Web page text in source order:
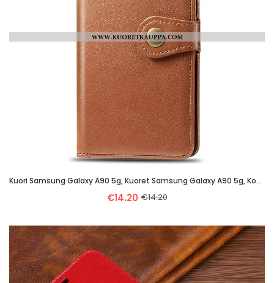
Kuori Samsung Galaxy A90 5g, Kuoret Samsung Galaxy A90 5g, Kotelo Samsung Galaxy A90 5g Ripustettava
€14.20 €14.20